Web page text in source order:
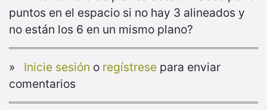
puntos en el espacio si no hay 3 alineados y
no están los 6 en un mismo plano?
» Inicie sesión o regístresepara enviar
comentarios